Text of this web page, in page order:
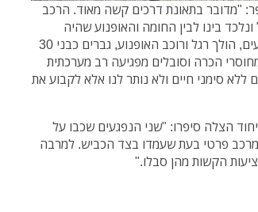
"מדובר בתאונת דרכים קשה מאוד. הרכב
בינו לבין החומה והאופנוע שהיה
מפורק היה על המדרכה בסמוך. שני הפצועים, הולך רגל ורוכב האופנוע, גברים כבני 30
הכרה וסובלים מפגיעה רב מערכתית
סימני חיים ולא נותר לנו אלא לקבוע את
הצלה סיפרו: "שני הנפגעים שכבו על
מרכב פרטי בעת שעמדו בצד הכביש. למרבה
הקשות מהן סבלו."